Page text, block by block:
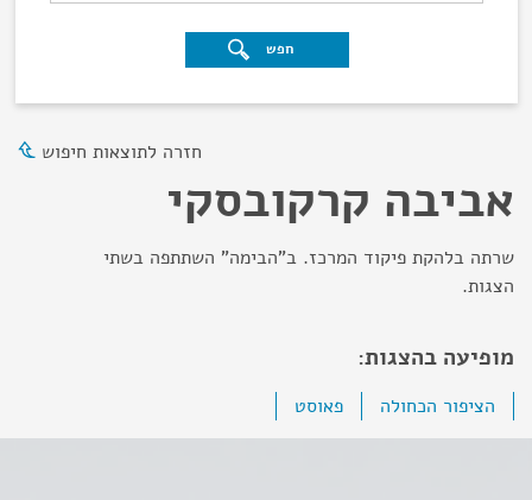
חפש
חזרה לתוצאות חיפוש
אביבה קרקובסקי
שרתה בלהקת פיקוד המרכז. ב"הבימה" השתתפה בשתי
הצגות.
מופיעה בהצגות:
הציפור הכחולה פאוסט